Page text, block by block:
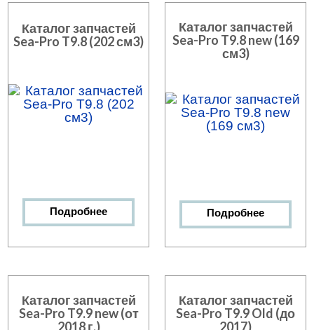
Каталог запчастей
Sea-Pro T9.8 (202 см3)
Подробнее
Каталог запчастей
Sea-Pro T9.8 new (169
см3)
Подробнее
Каталог запчастей
Sea-Pro T9.9 new (от
2018 г.)
Каталог запчастей
Sea-Pro T9.9 Old (до
2017)